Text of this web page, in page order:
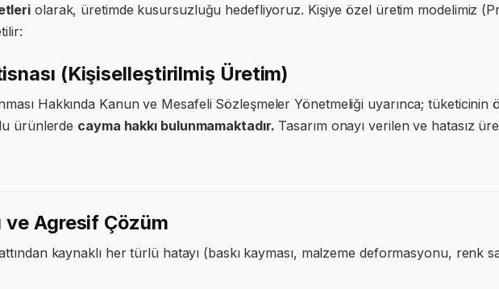
olarak, üretimde kusursuzluğu hedefliyoruz. Kişiye özel üretim modelimiz
(Kişiselleştirilmiş Üretim)
Hakkında Kanun ve Mesafeli Sözleşmeler Yönetmeliği uyarınca;
ürünlerde cayma hakkı bulunmamaktadır. Tasarım onayı verilen ve hatasız
Agresif Çözüm
kaynaklı her türlü hatayı (baskı kayması, malzeme deformasyonu, renk